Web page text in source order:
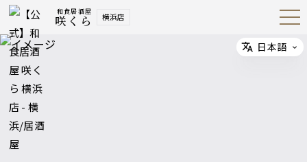
和食居酒屋
咲くら 横浜店 Open
Navig
Select
日本語